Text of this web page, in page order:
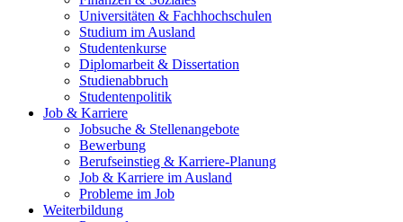
Universitäten & Fachhochschulen
Studium im Ausland
Studentenkurse
Diplomarbeit & Dissertation
Studienabbruch
Studentenpolitik
Job & Karriere
Jobsuche & Stellenangebote
Bewerbung
Berufseinstieg & Karriere-Planung
Job & Karriere im Ausland
Probleme im Job
Weiterbildung